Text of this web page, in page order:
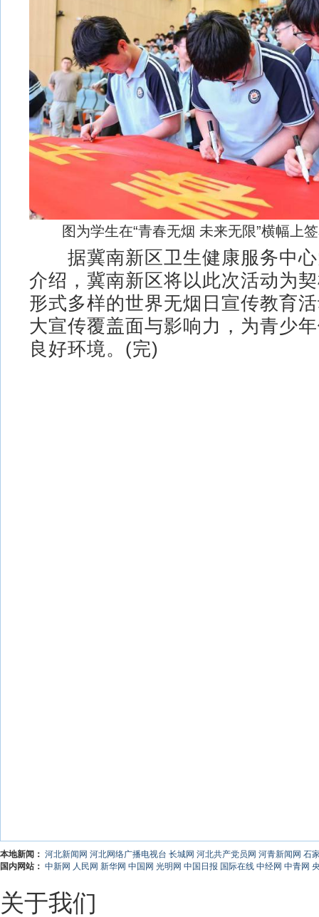
图为学生在“青春无烟 未来无限”横幅上
据冀南新区卫生健康服务中心
介绍，冀南新区将以此次活动为
形式多样的世界无烟日宣传教育
大宣传覆盖面与影响力，为青少
良好环境。(完)
本地新闻： 河北新闻网 河北网络广播电视台 长城网 河北共产党员网 河青新闻网 石
国内网站： 中新网 人民网 新华网 中国网 光明网 中国日报 国际在线 中经网 中青网
关于我们